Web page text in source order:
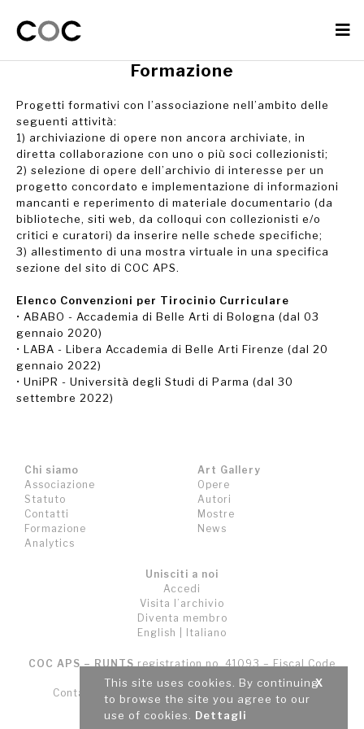
This site uses cookies. By continuing
to browse the site you agree to our
use of cookies. Dettagli
X
Formazione
Progetti formativi con l’associazione nell’ambito delle
seguenti attività:
1) archiviazione di opere non ancora archiviate, in
diretta collaborazione con uno o più soci collezionisti;
2) selezione di opere dell’archivio di interesse per un
progetto concordato e implementazione di informazioni
mancanti e reperimento di materiale documentario (da
biblioteche, siti web, da colloqui con collezionisti e/o
critici e curatori) da inserire nelle schede specifiche;
3) allestimento di una mostra virtuale in una specifica
sezione del sito di COC APS.
Elenco Convenzioni per Tirocinio Curriculare
• ABABO - Accademia di Belle Arti di Bologna (dal 03
gennaio 2020)
• LABA - Libera Accademia di Belle Arti Firenze (dal 20
gennaio 2022)
• UniPR - Università degli Studi di Parma (dal 30
settembre 2022)
Chi siamo
Associazione
Statuto
Contatti
Formazione
Analytics
Art Gallery
Opere
Autori
Mostre
News
Unisciti a noi
Accedi
Visita l’archivio
Diventa membro
English
Italiano
COC APS – RUNTSregistration no. 41093 – Fiscal Code
no. 94190380363
Contatti
Tutela della privacy
Cookie Policy
Termini e Condizioni (T&C)